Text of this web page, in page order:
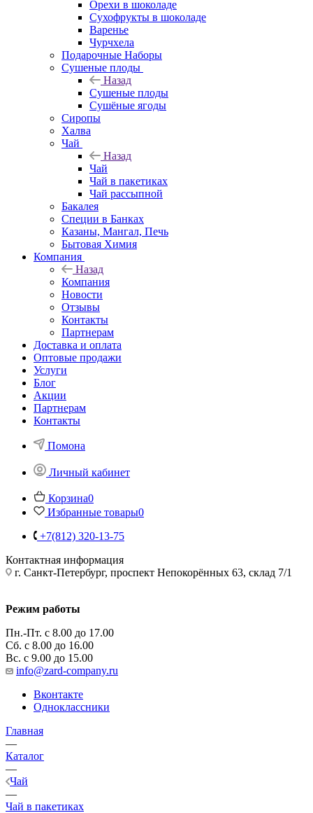
Орехи в шоколаде
Сухофрукты в шоколаде
Варенье
Чурчхела
Подарочные Наборы
Cушеные плоды
Назад
Cушеные плоды
Сушёные ягоды
Сиропы
Халва
Чай
Назад
Чай
Чай в пакетиках
Чай рассыпной
Бакалея
Специи в Банках
Казаны, Мангал, Печь
Бытовая Химия
Компания
Назад
Компания
Новости
Отзывы
Контакты
Партнерам
Доставка и оплата
Оптовые продажи
Услуги
Блог
Акции
Партнерам
Контакты
Помона
Личный кабинет
Корзина0
Избранные товары0
+7(812) 320-13-75
Контактная информация
г. Санкт-Петербург, проспект Непокорённых 63, склад 7/1
Режим работы
Пн.-Пт. с 8.00 до 17.00
Сб. с 8.00 до 16.00
Вс. с 9.00 до 15.00
info@zard-company.ru
Вконтакте
Одноклассники
Главная
—
Каталог
—
Чай
—
Чай в пакетиках